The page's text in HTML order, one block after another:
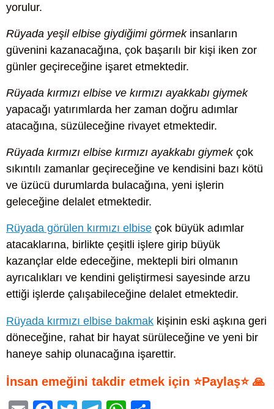
yorulur.
Rüyada yeşil elbise giydiğimi görmekinsanların
güvenini kazanacağına, çok başarılı bir kişi iken zor
günler geçireceğine işaret etmektedir.
Rüyada kırmızı elbise ve kırmızı ayakkabı giymek
yapacağı yatırımlarda her zaman doğru adımlar
atacağına, süzüleceğine rivayet etmektedir.
Rüyada kırmızı elbise kırmızı ayakkabı giymekçok
sıkıntılı zamanlar geçireceğine ve kendisini bazı kötü
ve üzücü durumlarda bulacağına, yeni işlerin
geleceğine delalet etmektedir.
Rüyada görülen kırmızı elbise çok büyük adımlar
atacaklarına, birlikte çeşitli işlere girip büyük
kazançlar elde edeceğine, mektepli biri olmanın
ayrıcalıkları ve kendini geliştirmesi sayesinde arzu
ettiği işlerde çalışabileceğine delalet etmektedir.
Rüyada kırmızı elbise bakmak kişinin eski aşkına geri
döneceğine, rahat bir hayat sürüleceğine ve yeni bir
haneye sahip olunacağına işarettir.
İnsan emeğini takdir etmek için ⭐Paylaş⭐ 🙏